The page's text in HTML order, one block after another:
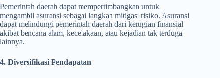
Pemerintah daerah dapat mempertimbangkan untuk
mengambil asuransi sebagai langkah mitigasi risiko. Asuransi
dapat melindungi pemerintah daerah dari kerugian finansial
akibat bencana alam, kecelakaan, atau kejadian tak terduga
lainnya.
4. Diversifikasi Pendapatan